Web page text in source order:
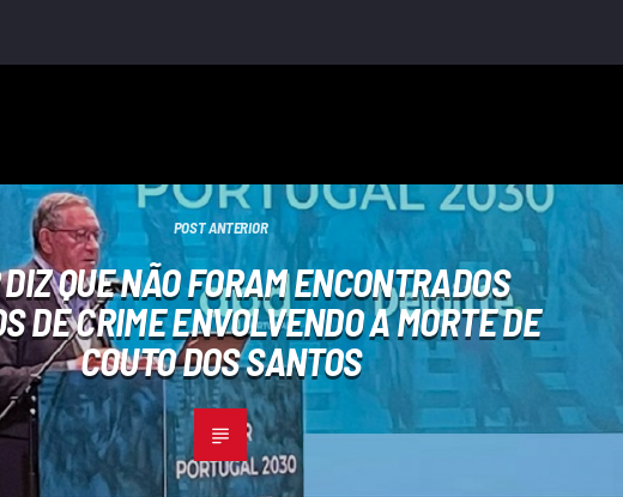
POST ANTERIOR
QUE NÃO FORAM ENCONTRADOS
DE CRIME ENVOLVENDO A MORTE DE
COUTO DOS SANTOS